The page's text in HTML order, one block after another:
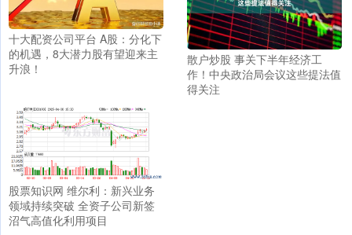
十大配资公司平台 A股：分化下
的机遇，8大潜力股有望迎来主
升浪！
散户炒股 事关下半年经济工
作！中央政治局会议这些提法值
得关注
股票知识网 维尔利：新兴业务
领域持续突破 全资子公司新签
沼气高值化利用项目